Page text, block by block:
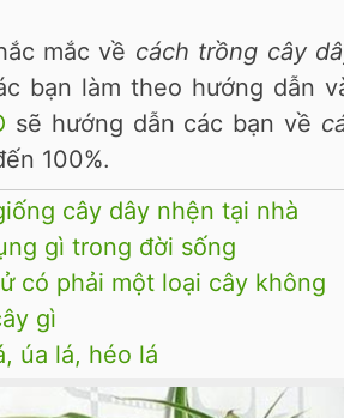
mắc về cách trồng cây
bạn làm theo hướng dẫn
sẽ hướng dẫn các bạn về
100%.
cây dây nhện tại nhà
gì trong đời sống
có phải một loại cây không
gì
úa lá, héo lá